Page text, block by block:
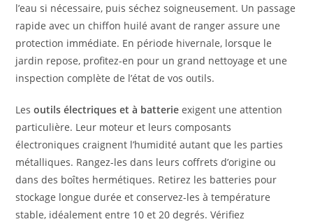
l’eau si nécessaire, puis séchez soigneusement. Un passage
rapide avec un chiffon huilé avant de ranger assure une
protection immédiate. En période hivernale, lorsque le
jardin repose, profitez-en pour un grand nettoyage et une
inspection complète de l’état de vos outils.
Lesoutils électriques et à batterie exigent une attention
particulière. Leur moteur et leurs composants
électroniques craignent l’humidité autant que les parties
métalliques. Rangez-les dans leurs coffrets d’origine ou
dans des boîtes hermétiques. Retirez les batteries pour
stockage longue durée et conservez-les à température
stable, idéalement entre 10 et 20 degrés. Vérifiez